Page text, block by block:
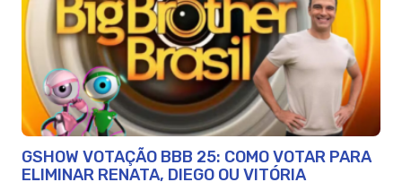
GSHOW VOTAÇÃO BBB 25: COMO VOTAR PARA
ELIMINAR RENATA, DIEGO OU VITÓRIA